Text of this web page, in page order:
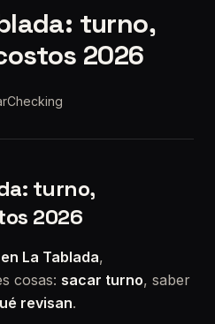
turno,
2026
turno,
2026
La Tablada,
cosas: sacar turno, saber
revisan.